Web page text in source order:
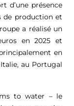
d’une présence
de production et
a réalisé un
en 2025 et
en
au Portugal
to water – le